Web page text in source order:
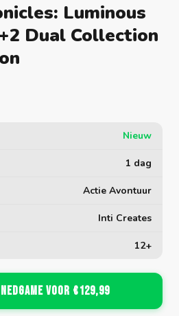
Luminous
Dual Collection
Nieuw
1 dag
Actie Avontuur
Inti Creates
12+
voor €129,99